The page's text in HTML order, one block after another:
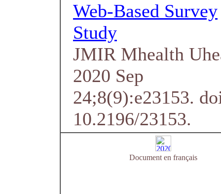
Web-Based Survey
Study
JMIR Mhealth
2020 Sep
24;8(9):e23153.
10.2196/23153.
Document en français